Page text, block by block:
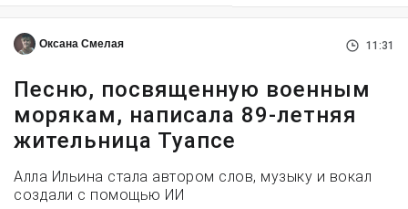
Оксана Смелая 11:31
Песню, посвященную военным
морякам, написала 89-летняя
жительница Туапсе
Алла Ильина стала автором слов, музыку и вокал
создали с помощью ИИ